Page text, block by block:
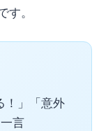
。
！」「意外
言